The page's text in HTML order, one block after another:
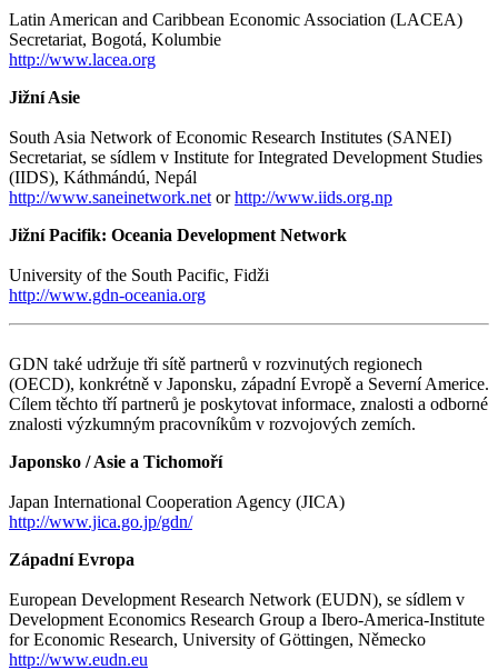
Latin American and Caribbean Economic Association (LACEA)
Secretariat, Bogotá, Kolumbie
http://www.lacea.org
Jižní Asie
South Asia Network of Economic Research Institutes (SANEI)
Secretariat, se sídlem v Institute for Integrated Development Studies
(IIDS), Káthmándú, Nepál
http://www.saneinetwork.net orhttp://www.iids.org.np
Jižní Pacifik: Oceania Development Network
University of the South Pacific, Fidži
http://www.gdn-oceania.org
GDN také udržuje tři sítě partnerů v rozvinutých regionech
(OECD), konkrétně v Japonsku, západní Evropě a Severní Americe.
Cílem těchto tří partnerů je poskytovat informace, znalosti a odborné
znalosti výzkumným pracovníkům v rozvojových zemích.
Japonsko / Asie a Tichomoří
Japan International Cooperation Agency (JICA)
http://www.jica.go.jp/gdn/
Západní Evropa
European Development Research Network (EUDN), se sídlem v
Development Economics Research Group a Ibero-America-Institute
for Economic Research, University of Göttingen, Německo
http://www.eudn.eu